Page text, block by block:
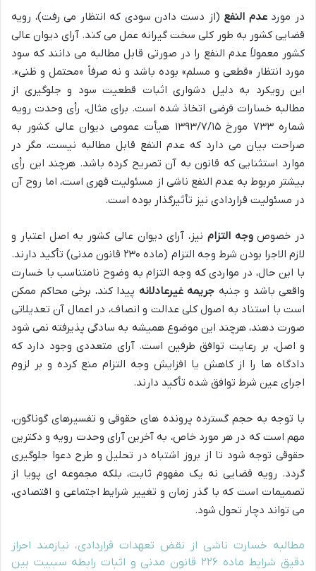
در موردعدم النفع (از دست دادن سودی که انتظار می رفت)، رویه
قضایی کشور به طور کلی سخت گیرانه عمل می کند. آرای دیوان عالی
کشور معمولاً عدم النفع را در صورتی قابل مطالبه می دانند که سود
مورد انتظار «قطعی و مسلم» بوده باشد و نه صرفاً «محتمل و ظنی».
این رویکرد به دلیل دشواری اثبات قطعیت سود و جلوگیری از
مطالبه خسارات فرضی اتخاذ شده است. برای مثال، رأی وحدت رویه
شماره ۷۳۳ مورخ ۱۳۹۳/۷/۱۵ هیأت عمومی دیوان عالی کشور به
صراحت بیان می دارد که عدم النفع قابل مطالبه نیست، مگر در
موارد استثنایی که قانون به آن تصریح کرده باشد. هرچند این رأی
بیشتر مربوط به عدم النفع ناشی از مسئولیت قهری است، اما روح آن
در مسئولیت قراردادی نیز تأثیرگذار بوده است.
در خصوصوجه التزام نیز، آرای دیوان عالی کشور به اصل اعتبار و
لازم الاجرا بودن شرط وجه التزام (ماده ۲۳۰ قانون مدنی) تأکید دارند.
با این حال، در مواردی که وجه التزام به وضوح نامتناسب با خسارت
واقعی باشد و جنبه جریمه غیرعادلانه پیدا کند، برخی محاکم ممکن
است با استناد به اصول کلی عدالت و انصاف، در اعمال آن تعدیلاتی
صورت دهند، هرچند این موضوع همیشه به سادگی پذیرفته نمی شود
و اصل، بر رعایت توافق طرفین است. آرای متعددی وجود دارد که
دادگاه ها را از کاهش یا افزایش وجه التزام منع کرده و بر لزوم
اجرای عین شرط توافق شده تأکید دارند.
با توجه به حجم گسترده پرونده های حقوقی و تفسیرهای گوناگون،
مهم است که در هر مورد خاص، به آخرین آرای وحدت رویه و دکترین
حقوقی توجه شود تا از بروز اشتباه در تحلیل و طرح دعوا جلوگیری
گردد. رویه قضایی نه یک مفهوم ثابت، بلکه مجموعه ای پویا از
تصمیمات است که با گذر زمان و تغییر شرایط اجتماعی و اقتصادی،
می تواند دچار تحول شود.
مطالبه خسارت ناشی از نقض تعهدات قراردادی، نیازمند احراز
دقیق شرایط ماده ۲۲۶ قانون مدنی و اثبات رابطه سببیت بین